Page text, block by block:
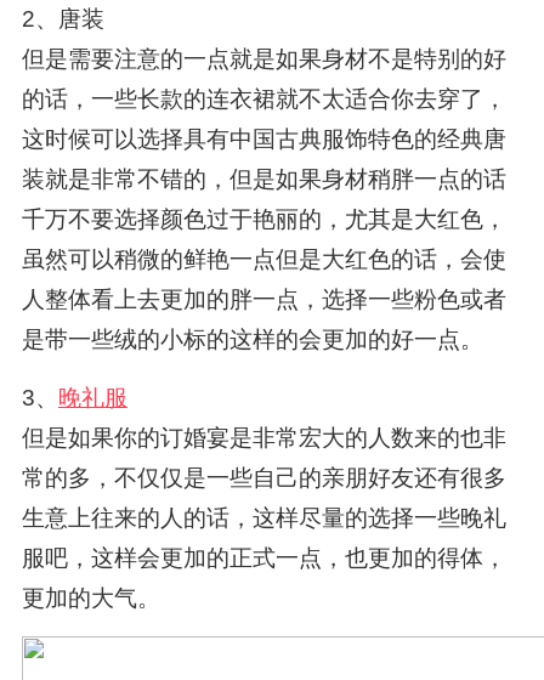
2、唐装
但是需要注意的一点就是如果身材不是特别的好
的话，一些长款的连衣裙就不太适合你去穿了，
这时候可以选择具有中国古典服饰特色的经典唐
装就是非常不错的，但是如果身材稍胖一点的话
千万不要选择颜色过于艳丽的，尤其是大红色，
虽然可以稍微的鲜艳一点但是大红色的话，会使
人整体看上去更加的胖一点，选择一些粉色或者
是带一些绒的小标的这样的会更加的好一点。
3、 晚礼服
但是如果你的订婚宴是非常宏大的人数来的也非
常的多，不仅仅是一些自己的亲朋好友还有很多
生意上往来的人的话，这样尽量的选择一些晚礼
服吧，这样会更加的正式一点，也更加的得体，
更加的大气。